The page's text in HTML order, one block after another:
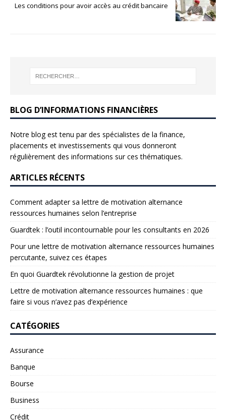
Les conditions pour avoir accès au crédit bancaire
BLOG D’INFORMATIONS FINANCIÈRES
Notre blog est tenu par des spécialistes de la finance,
placements et investissements qui vous donneront
régulièrement des informations sur ces thématiques.
ARTICLES RÉCENTS
Comment adapter sa lettre de motivation alternance
ressources humaines selon l’entreprise
Guardtek : l’outil incontournable pour les consultants en 2026
Pour une lettre de motivation alternance ressources humaines
percutante, suivez ces étapes
En quoi Guardtek révolutionne la gestion de projet
Lettre de motivation alternance ressources humaines : que
faire si vous n’avez pas d’expérience
CATÉGORIES
Assurance
Banque
Bourse
Business
Crédit